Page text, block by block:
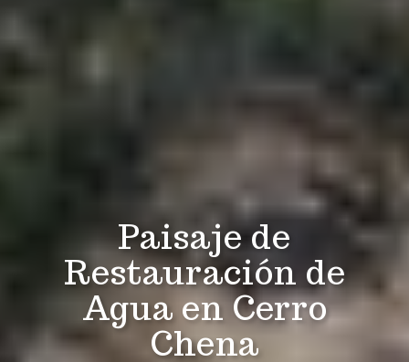
Paisaje de
Restauración de
Agua en Cerro
Chena